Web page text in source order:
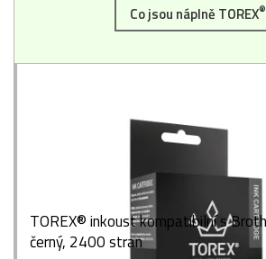
Co jsou náplně TOREX®
TOREX® inkoust kompatibilní s
černý, 2400 stran